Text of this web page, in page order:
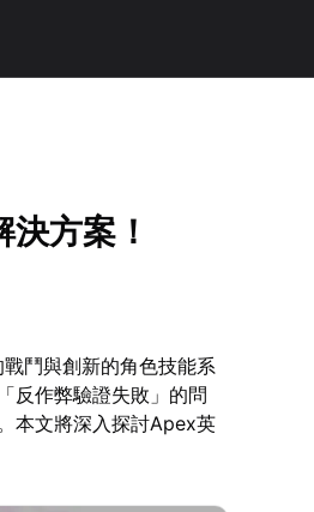
方案！
鬥與創新的角色技能系
反作弊驗證失敗」的問
本文將深入探討Apex英